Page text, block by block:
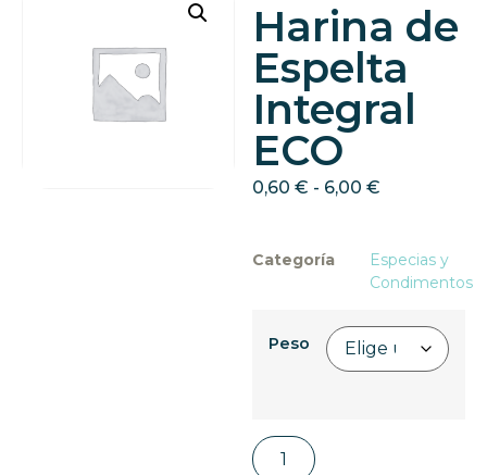
Harina de
Espelta
Integral
ECO
0,60 € - 6,00 €
Categoría
Especias y
Condimentos
Peso